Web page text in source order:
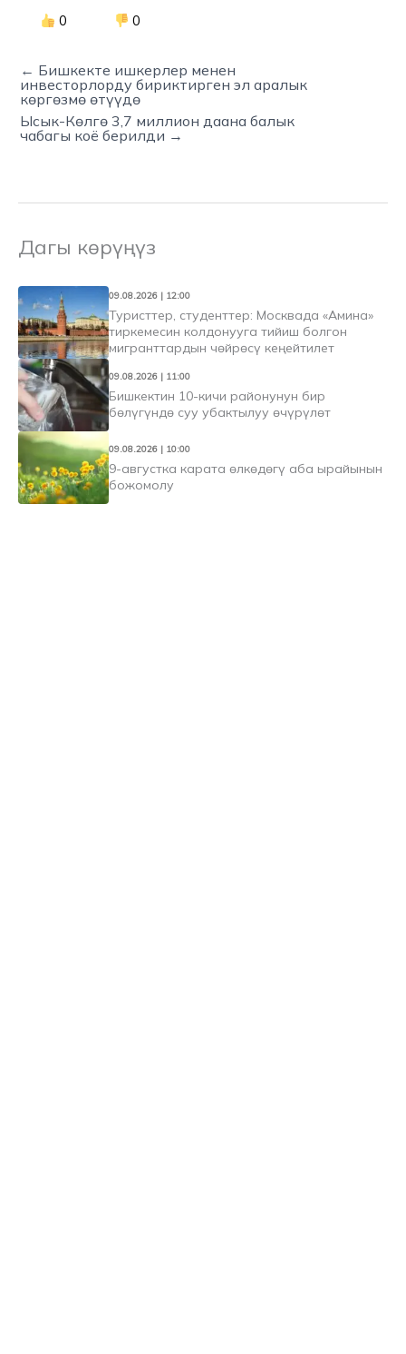
0 0
← Бишкекте ишкерлер менен
инвесторлорду бириктирген эл аралык
көргөзмө өтүүдө
Ысык-Көлгө 3,7 миллион даана балык
чабагы коё берилди →
Дагы көрүңүз
09.08.2026 | 12:00
Туристтер, студенттер: Москвада «Амина»
тиркемесин колдонууга тийиш болгон
мигранттардын чөйрөсү кеңейтилет
09.08.2026 | 11:00
Бишкектин 10-кичи районунун бир
бөлүгүндө суу убактылуу өчүрүлөт
09.08.2026 | 10:00
9-августка карата өлкөдөгү аба ырайынын
божомолу